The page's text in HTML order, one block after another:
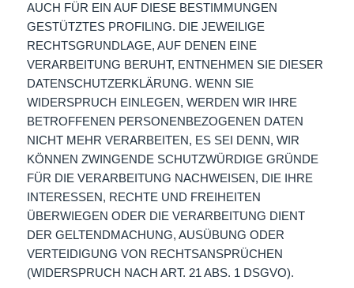
AUCH FÜR EIN AUF DIESE BESTIMMUNGEN
GESTÜTZTES PROFILING. DIE JEWEILIGE
RECHTSGRUNDLAGE, AUF DENEN EINE
VERARBEITUNG BERUHT, ENTNEHMEN SIE DIESER
DATENSCHUTZERKLÄRUNG. WENN SIE
WIDERSPRUCH EINLEGEN, WERDEN WIR IHRE
BETROFFENEN PERSONENBEZOGENEN DATEN
NICHT MEHR VERARBEITEN, ES SEI DENN, WIR
KÖNNEN ZWINGENDE SCHUTZWÜRDIGE GRÜNDE
FÜR DIE VERARBEITUNG NACHWEISEN, DIE IHRE
INTERESSEN, RECHTE UND FREIHEITEN
ÜBERWIEGEN ODER DIE VERARBEITUNG DIENT
DER GELTENDMACHUNG, AUSÜBUNG ODER
VERTEIDIGUNG VON RECHTSANSPRÜCHEN
(WIDERSPRUCH NACH ART. 21 ABS. 1 DSGVO).